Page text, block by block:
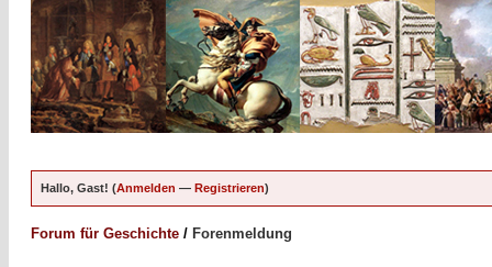
Hallo, Gast! (Anmelden — Registrieren)
Forum für Geschichte / Forenmeldung